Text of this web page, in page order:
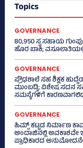
Topics
GOVERNANCE
80,950 ಸ್ವ ಸಹಾಯ
ಹೊರ ಬಾಕಿ;
GOVERNANCE
ಪ್ರೌಢಶಾಲೆ ಸಹ ಶಿಕ್ಷಕ
ಮುಂಬಡ್ತಿ; ವಿಶೇಷ ಸದನ
ಸಮಸ್ಯೆಗಳಿಗೆ
GOVERNANCE
ಹಿಮ್ಸ್‌ ಕಟ್ಟಡ ನಿರ್ಮಾಣ
ಅಂದಾಜಿನಲ್ಲಿ ಅವಕಾಶವೇ
ಪ್ರಾಧಿಕಾರದ